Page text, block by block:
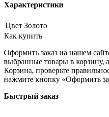
Характеристики
Цвет Золото
Как купить
Оформить заказ на нашем
выбранные товары в корзину,
Корзина, проверьте
нажмите кнопку «Оформить
Быстрый заказ